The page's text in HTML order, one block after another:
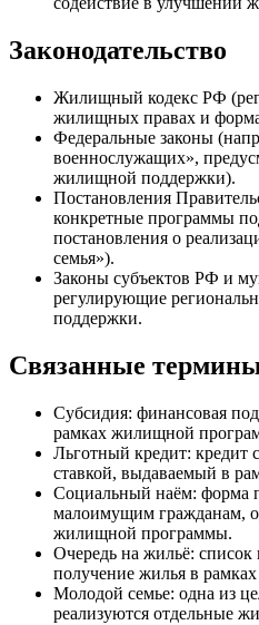
Законодательство
Жилищный кодекс РФ
жилищных правах и
Федеральные законы
военнослужащих»,
жилищной поддержки).
Постановления
конкретные программы
постановления о
семья»).
Законы субъектов РФ и
регулирующие
поддержки.
Связанные
Субсидия: финансовая
рамках жилищной
Льготный кредит: кредит
ставкой, выдаваемый в
Социальный наём: форма
малоимущим гражданам,
жилищной программы.
Очередь на жильё:
получение жилья в
Молодой семье: одна из
реализуются отдельные